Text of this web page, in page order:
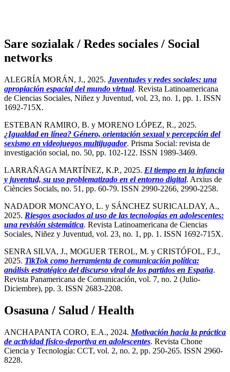
Sare sozialak / Redes sociales / Social
networks
ALEGRÍA MORÁN, J., 2025. Juventudes y redes sociales: una
apropiación espacial del mundo virtual. Revista Latinoamericana
de Ciencias Sociales, Niñez y Juventud, vol. 23, no. 1, pp. 1. ISSN
1692-715X.
ESTEBAN RAMIRO, B. y MORENO LÓPEZ, R., 2025.
¿Igualdad en línea? Género, orientación sexual y percepción del
sexismo en videojuegos multijugador. Prisma Social: revista de
investigación social, no. 50, pp. 102-122. ISSN 1989-3469.
LARRAÑAGA MARTÍNEZ, K.P., 2025. El tiempo en la infancia
y juventud, su uso problematizado en el entorno digital. Arxius de
Ciències Socials, no. 51, pp. 60-79. ISSN 2990-2266, 2990-2258.
NADADOR MONCAYO, L. y SÁNCHEZ SURICALDAY, A.,
2025. Riesgos asociados al uso de las tecnologías en adolescentes:
una revisión sistemática. Revista Latinoamericana de Ciencias
Sociales, Niñez y Juventud, vol. 23, no. 1, pp. 1. ISSN 1692-715X.
SENRA SILVA, J., MOGUER TEROL, M. y CRISTÓFOL, F.J.,
2025. TikTok como herramienta de comunicación política:
análisis estratégico del discurso viral de los partidos en España.
Revista Panamericana de Comunicación, vol. 7, no. 2 (Julio-
Diciembre), pp. 3. ISSN 2683-2208.
Osasuna / Salud / Health
ANCHAPANTA CORO, E.A., 2024. Motivación hacia la práctica
de actividad físico-deportiva en adolescentes. Revista Chone
Ciencia y Tecnología: CCT, vol. 2, no. 2, pp. 250-265. ISSN 2960-
8228.